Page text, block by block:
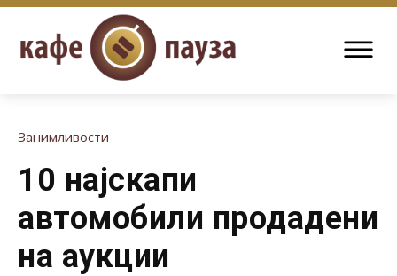
Занимливости
10 најскапи
автомобили продадени
на аукции